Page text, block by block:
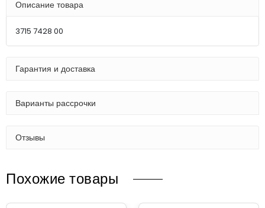
Описание товара
3715 7428 00
Гарантия и доставка
Варианты рассрочки
Отзывы
Похожие товары